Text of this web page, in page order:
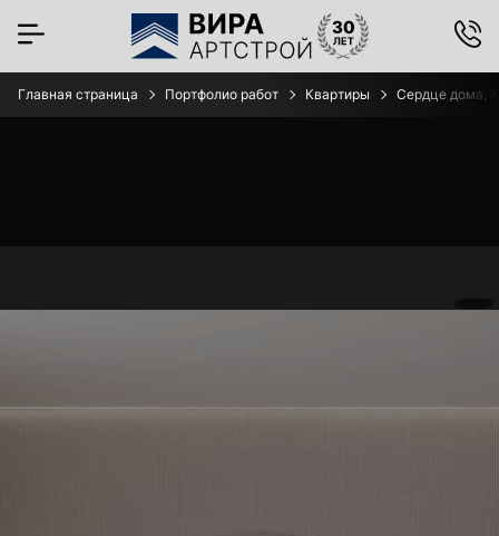
Главная страница Портфолио работ Квартиры Сердце дома,